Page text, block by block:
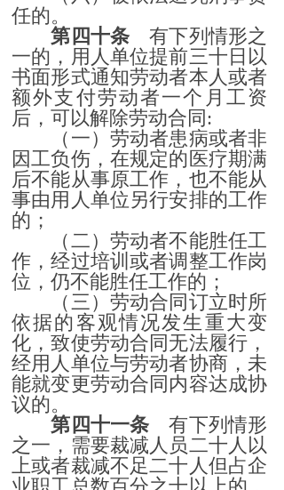
任的。
第四十条 有下列情形之
一的，用人单位提前三十日以
书面形式通知劳动者本人或者
额外支付劳动者一个月工资
后，可以解除劳动合同:
（一）劳动者患病或者非
因工负伤，在规定的医疗期满
后不能从事原工作，也不能从
事由用人单位另行安排的工作
的；
（二）劳动者不能胜任工
作，经过培训或者调整工作岗
位，仍不能胜任工作的；
（三）劳动合同订立时所
依据的客观情况发生重大变
化，致使劳动合同无法履行，
经用人单位与劳动者协商，未
能就变更劳动合同内容达成协
议的。
第四十一条 有下列情形
之一，需要裁减人员二十人以
上或者裁减不足二十人但占企